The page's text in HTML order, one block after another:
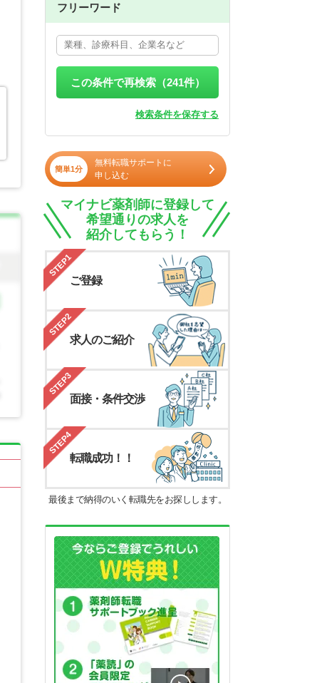
フリーワード
この条件で再検索（241件）
検索条件を保存する
簡単1分
無料転職サポートに
申し込む
マイナビ薬剤師に登録して
希望通りの求人を
紹介してもらう！
STEP1
ご登録
STEP2
求人のご紹介
STEP3
面接・条件交渉
STEP4
転職成功！！
最後まで納得のいく転職先をお探しします。